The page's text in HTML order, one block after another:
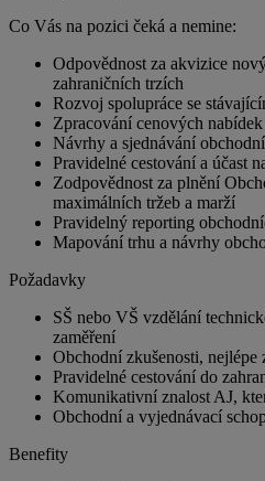
Co Vás na pozici čeká a nemine:
Odpovědnost za akvizice
zahraničních trzích
Rozvoj spolupráce se
Zpracování cenových
Návrhy a sjednávání
Pravidelné cestování a účast
Zodpovědnost za plnění
maximálních tržeb a marží
Pravidelný reporting
Mapování trhu a návrhy
Požadavky
SŠ nebo VŠ vzdělání
zaměření
Obchodní zkušenosti, nejlépe
Pravidelné cestování do
Komunikativní znalost AJ,
Obchodní a vyjednávací
Benefity